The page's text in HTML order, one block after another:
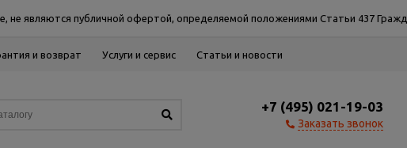
являются публичной офертой, определяемой положениями Статьи 437
и возврат Услуги и сервис Статьи и новости
+7 (495) 021-19-03
Заказать звонок